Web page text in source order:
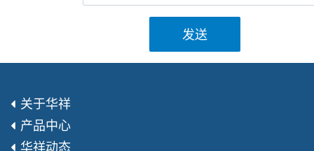
发送
关于华祥
产品中心